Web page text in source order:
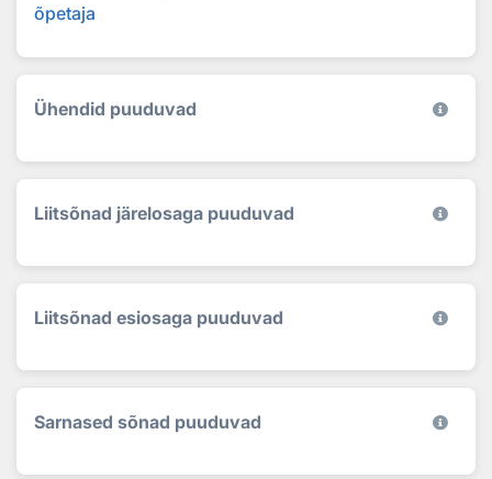
õpetaja
Ühendid puuduvad
Liitsõnad järelosaga puuduvad
Liitsõnad esiosaga puuduvad
Sarnased sõnad puuduvad